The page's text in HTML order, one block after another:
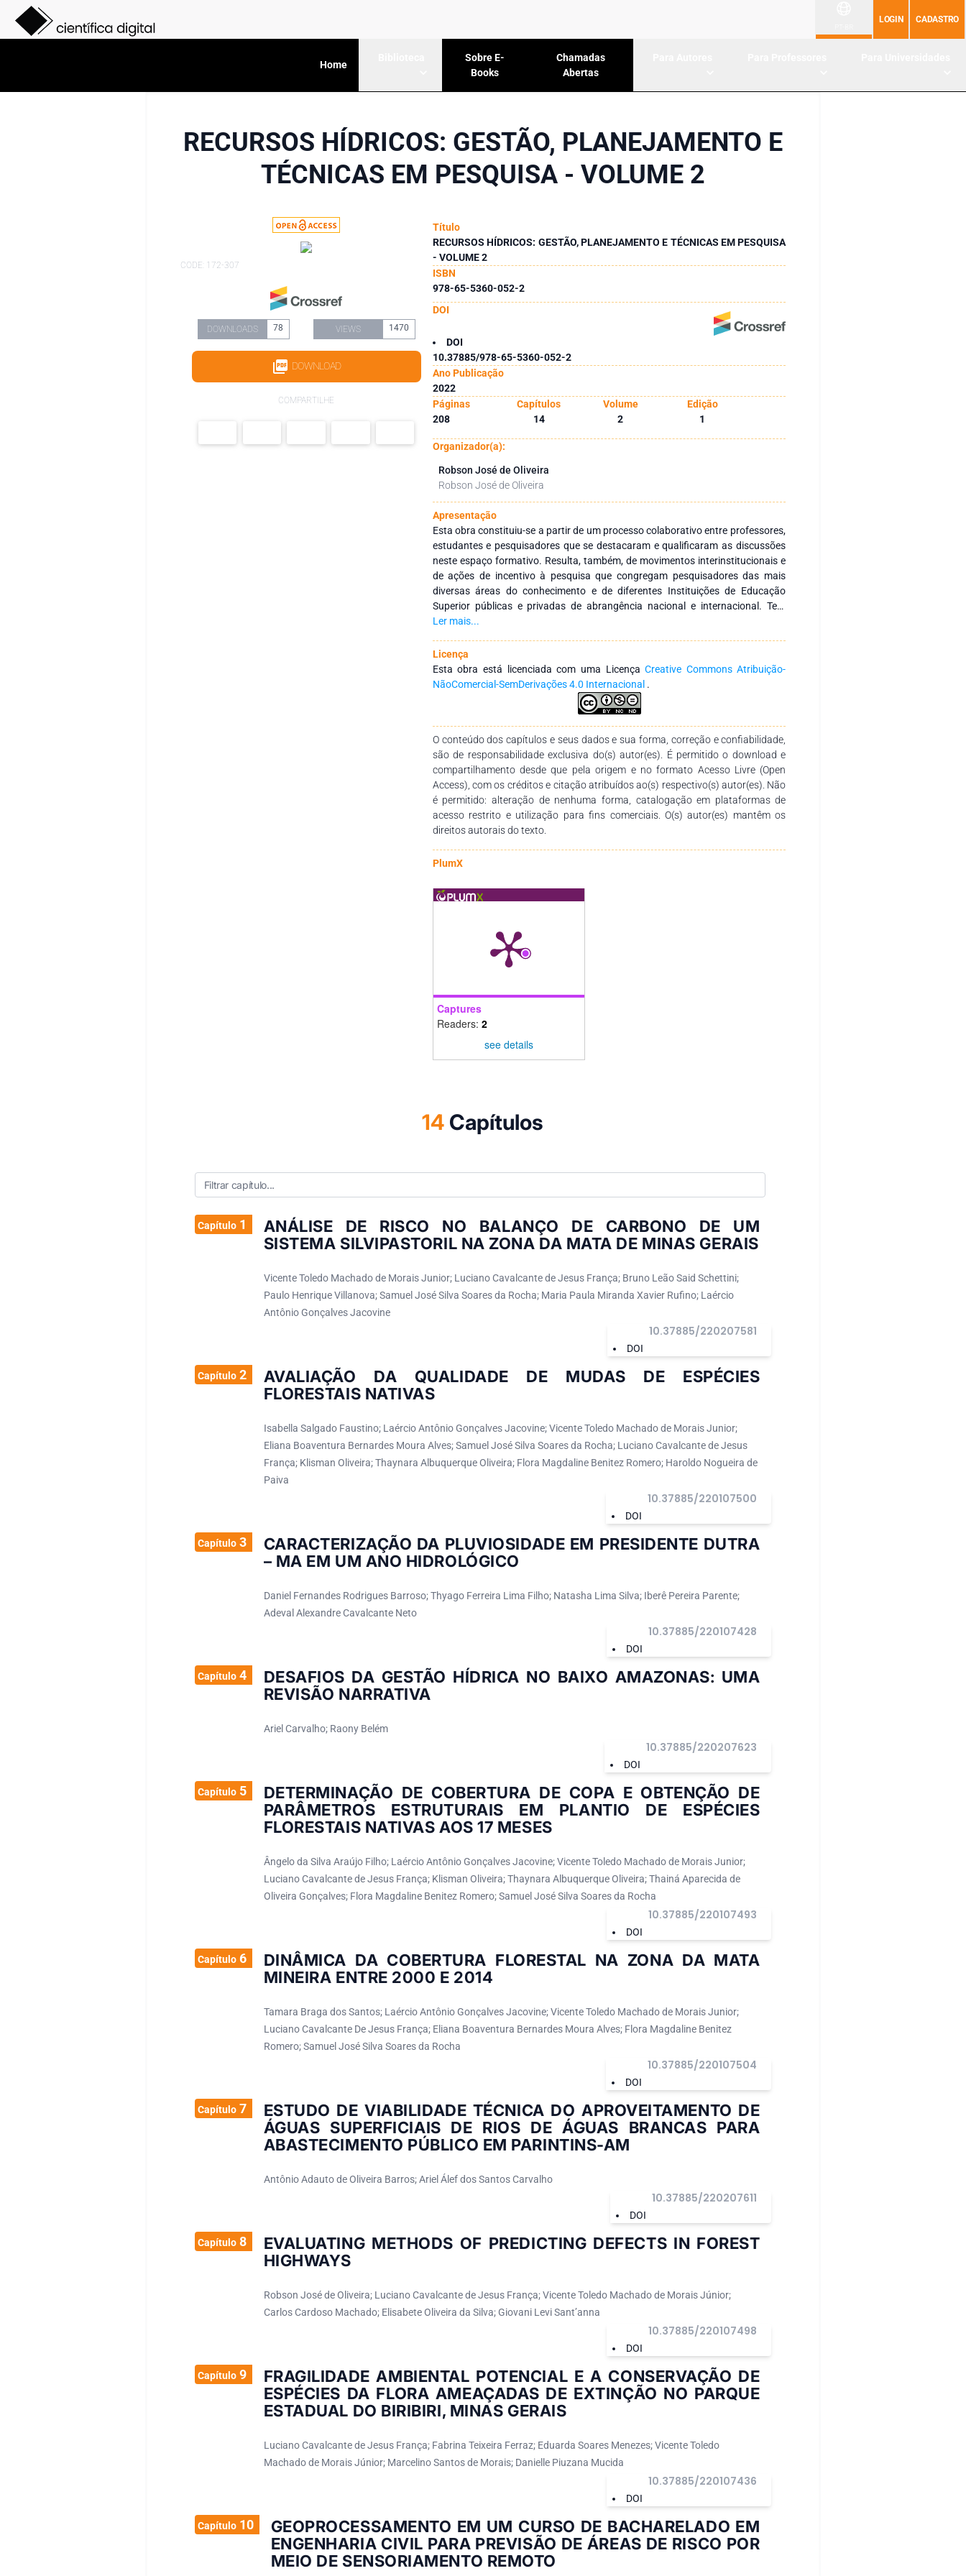
LOGIN CADASTRO
Home
Sobre E-
Books
Chamadas
Abertas
RECURSOS HÍDRICOS: GESTÃO, PLANEJAMENTO E
TÉCNICAS EM PESQUISA - VOLUME 2
CODE: 172-307
DOWNLOADS 78 VIEWS 1470
DOWNLOAD
COMPARTILHE
Título
RECURSOS HÍDRICOS: GESTÃO, PLANEJAMENTO E TÉCNICAS EM PESQUISA
- VOLUME 2
ISBN
978-65-5360-052-2
DOI
DOI
10.37885/978-65-5360-052-2
Ano Publicação
2022
Páginas
Capítulos Volume
Edição
208
14 2 1
Organizador(a):
Robson José de Oliveira
Robson José de Oliveira
Apresentação
Esta obra constituiu-se a partir de um processo colaborativo entre professores,
estudantes e pesquisadores que se destacaram e qualificaram as discussões
neste espaço formativo. Resulta, também, de movimentos interinstitucionais e
de ações de incentivo à pesquisa que congregam pesquisadores das mais
diversas áreas do conhecimento e de diferentes Instituições de Educação
Superior públicas e privadas de abrangência nacional e internacional. Tem
como objetivo integrar ações interinstitucionais nacionais e internacionais com
dos profissionais da educação, por meio da produção e socialização de
conhecimentos das diversas áreas do Saberes. Agradecemos aos autores pelo
empenho, disponibilidade e dedicação para o desenvolvimento e conclusão
dessa obra. Esperamos também que esta obra sirva de instrumento didático-
pedagógico para estudantes, professores dos diversos níveis de ensino em
seus trabalhos e demais interessados pela temática.
Ler mais...
Licença
Esta obra está licenciada com uma LicençaCreative Commons Atribuição-
NãoComercial-SemDerivações 4.0 Internacional .
O conteúdo dos capítulos e seus dados e sua forma, correção e confiabilidade,
são de responsabilidade exclusiva do(s) autor(es). É permitido o download e
compartilhamento desde que pela origem e no formato Acesso Livre (Open
Access), com os créditos e citação atribuídos ao(s) respectivo(s) autor(es). Não
é permitido: alteração de nenhuma forma, catalogação em plataformas de
acesso restrito e utilização para fins comerciais. O(s) autor(es) mantêm os
direitos autorais do texto.
PlumX
Captures
Readers: 2
see details
14 Capítulos
Capítulo1
ANÁLISE DE RISCO NO BALANÇO DE CARBONO DE UM
SISTEMA SILVIPASTORIL NA ZONA DA MATA DE MINAS GERAIS
Vicente Toledo Machado de Morais Junior; Luciano Cavalcante de Jesus França; Bruno Leão Said Schettini;
Paulo Henrique Villanova; Samuel José Silva Soares da Rocha; Maria Paula Miranda Xavier Rufino; Laércio
Antônio Gonçalves Jacovine
DOI
10.37885/220207581
Capítulo2
AVALIAÇÃO DA QUALIDADE DE MUDAS DE ESPÉCIES
FLORESTAIS NATIVAS
Isabella Salgado Faustino; Laércio Antônio Gonçalves Jacovine; Vicente Toledo Machado de Morais Junior;
Eliana Boaventura Bernardes Moura Alves; Samuel José Silva Soares da Rocha; Luciano Cavalcante de Jesus
França; Klisman Oliveira; Thaynara Albuquerque Oliveira; Flora Magdaline Benitez Romero; Haroldo Nogueira de
Paiva
DOI
10.37885/220107500
Capítulo3
CARACTERIZAÇÃO DA PLUVIOSIDADE EM PRESIDENTE DUTRA
– MA EM UM ANO HIDROLÓGICO
Daniel Fernandes Rodrigues Barroso; Thyago Ferreira Lima Filho; Natasha Lima Silva; Iberê Pereira Parente;
Adeval Alexandre Cavalcante Neto
DOI
10.37885/220107428
Capítulo4
DESAFIOS DA GESTÃO HÍDRICA NO BAIXO AMAZONAS: UMA
REVISÃO NARRATIVA
Ariel Carvalho; Raony Belém
DOI
10.37885/220207623
Capítulo5
DETERMINAÇÃO DE COBERTURA DE COPA E OBTENÇÃO DE
PARÂMETROS ESTRUTURAIS EM PLANTIO DE ESPÉCIES
FLORESTAIS NATIVAS AOS 17 MESES
Ângelo da Silva Araújo Filho; Laércio Antônio Gonçalves Jacovine; Vicente Toledo Machado de Morais Junior;
Luciano Cavalcante de Jesus França; Klisman Oliveira; Thaynara Albuquerque Oliveira; Thainá Aparecida de
Oliveira Gonçalves; Flora Magdaline Benitez Romero; Samuel José Silva Soares da Rocha
DOI
10.37885/220107493
Capítulo6
DINÂMICA DA COBERTURA FLORESTAL NA ZONA DA MATA
MINEIRA ENTRE 2000 E 2014
Tamara Braga dos Santos; Laércio Antônio Gonçalves Jacovine; Vicente Toledo Machado de Morais Junior;
Luciano Cavalcante De Jesus França; Eliana Boaventura Bernardes Moura Alves; Flora Magdaline Benitez
Romero; Samuel José Silva Soares da Rocha
DOI
10.37885/220107504
Capítulo7
ESTUDO DE VIABILIDADE TÉCNICA DO APROVEITAMENTO DE
ÁGUAS SUPERFICIAIS DE RIOS DE ÁGUAS BRANCAS PARA
ABASTECIMENTO PÚBLICO EM PARINTINS-AM
Antônio Adauto de Oliveira Barros; Ariel Álef dos Santos Carvalho
DOI
10.37885/220207611
Capítulo8
EVALUATING METHODS OF PREDICTING DEFECTS IN FOREST
HIGHWAYS
Robson José de Oliveira; Luciano Cavalcante de Jesus França; Vicente Toledo Machado de Morais Júnior;
Carlos Cardoso Machado; Elisabete Oliveira da Silva; Giovani Levi Sant’anna
DOI
10.37885/220107498
Capítulo9
FRAGILIDADE AMBIENTAL POTENCIAL E A CONSERVAÇÃO DE
ESPÉCIES DA FLORA AMEAÇADAS DE EXTINÇÃO NO PARQUE
ESTADUAL DO BIRIBIRI, MINAS GERAIS
Luciano Cavalcante de Jesus França; Fabrina Teixeira Ferraz; Eduarda Soares Menezes; Vicente Toledo
Machado de Morais Júnior; Marcelino Santos de Morais; Danielle Piuzana Mucida
DOI
10.37885/220107436
Capítulo10
GEOPROCESSAMENTO EM UM CURSO DE BACHARELADO EM
ENGENHARIA CIVIL PARA PREVISÃO DE ÁREAS DE RISCO POR
MEIO DE SENSORIAMENTO REMOTO